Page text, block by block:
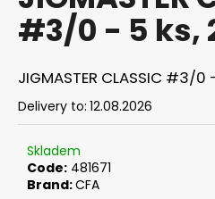
is
0,0
of
5
stars.
#3/0 - 5 ks,
JIGMASTER CLASSIC #3/0
Delivery to: 12.08.2026
Skladem
Code: 481671
Brand:CFA
i
n
g
f
o
?